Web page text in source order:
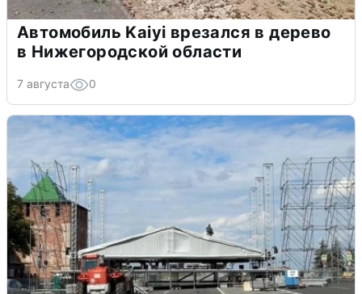
Автомобиль Kaiyi врезался в дерево
в Нижегородской области
7 августа 0